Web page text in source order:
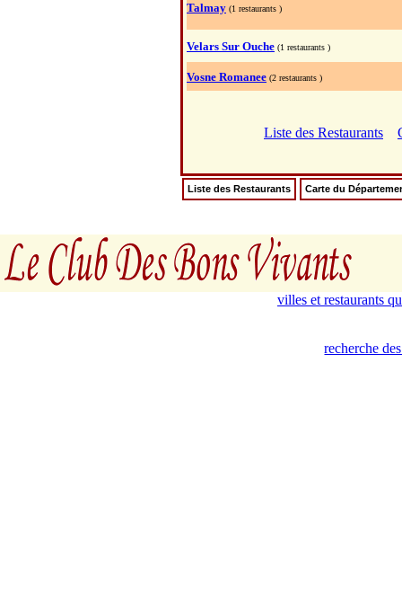
Talmay (1 restaurants )
Velars Sur Ouche (1 restaurants )
Vosne Romanee (2 restaurants )
Liste des Restaurants
Liste des Restaurants Carte du
villes et restaurants
recherche